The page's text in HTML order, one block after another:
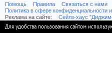
Помощь
Правила Связаться с нами
Политика в сфере конфиденциальности
Реклама на сайте:
Cейлз-хаус
Для удобства пользования сайтом